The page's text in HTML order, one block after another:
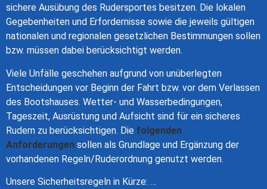
sichere Ausübung des Rudersportes besitzen. Die lokalen
Gegebenheiten und Erfordernisse sowie die jeweils gültigen
nationalen und regionalen gesetzlichen Bestimmungen sollen
bzw. müssen dabei berücksichtigt werden.
Viele Unfälle geschehen aufgrund von unüberlegten
Entscheidungen vor Beginn der Fahrt bzw. vor dem Verlassen
des Bootshauses. Wetter- und Wasserbedingungen,
Tageszeit, Ausrüstung und Aufsicht sind für ein sicheres
Rudern zu berücksichtigen. Die folgenden
Anforderungen sollen als Grundlage und Ergänzung der
vorhandenen Regeln/Ruderordnung genutzt werden.
Unsere Sicherheitsregeln in Kürze: …